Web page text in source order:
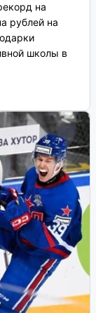
на
рублей на
школы в